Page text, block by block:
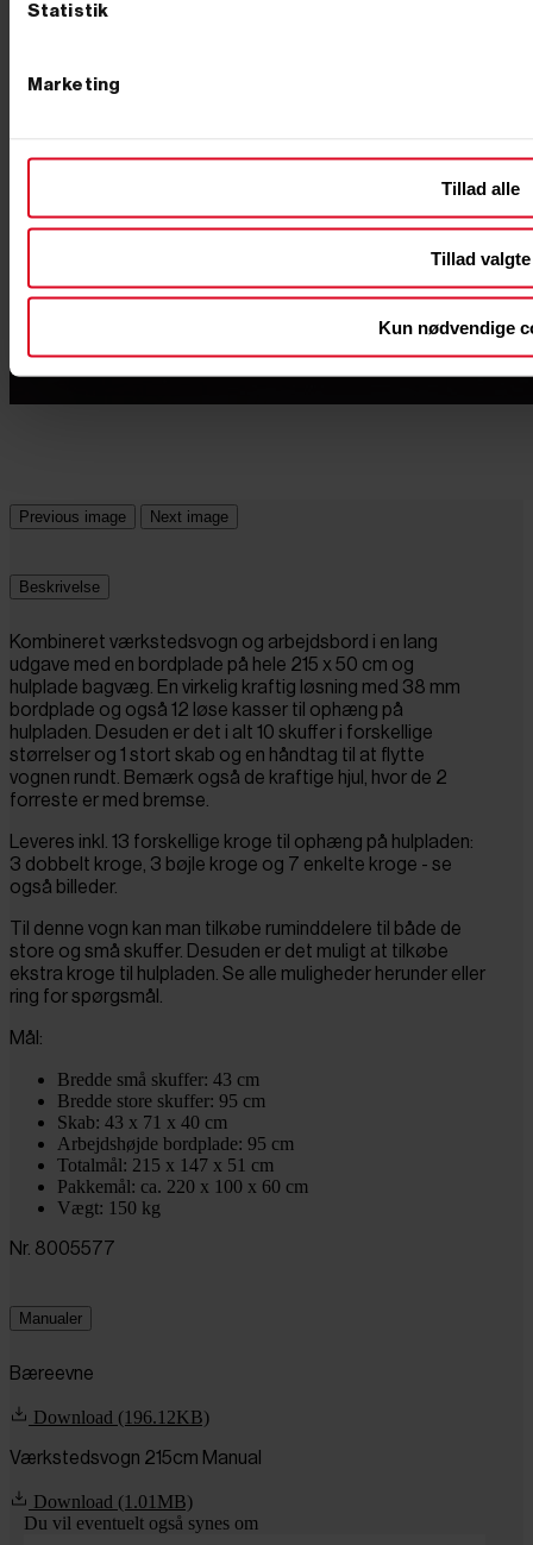
Statistik
Marketing
Tillad alle
Tillad valgte
Kun nødvendige
Previous image Next image
Beskrivelse
Kombineret værkstedsvogn og arbejdsbord i en lang
udgave med en bordplade på hele 215 x 50 cm og
hulplade bagvæg. En virkelig kraftig løsning med 38 mm
bordplade og også 12 løse kasser til ophæng på
hulpladen. Desuden er det i alt 10 skuffer i forskellige
størrelser og 1 stort skab og en håndtag til at flytte
vognen rundt. Bemærk også de kraftige hjul, hvor de 2
forreste er med bremse.
Leveres inkl. 13 forskellige kroge til ophæng på hulpladen:
3 dobbelt kroge, 3 bøjle kroge og 7 enkelte kroge - se
også billeder.
Til denne vogn kan man tilkøbe ruminddelere til både de
store og små skuffer. Desuden er det muligt at tilkøbe
ekstra kroge til hulpladen. Se alle muligheder herunder eller
ring for spørgsmål.
Mål:
Bredde små skuffer: 43 cm
Bredde store skuffer: 95 cm
Skab: 43 x 71 x 40 cm
Arbejdshøjde bordplade: 95 cm
Totalmål: 215 x 147 x 51 cm
Pakkemål: ca. 220 x 100 x 60 cm
Vægt: 150 kg
Nr. 8005577
Manualer
Bæreevne
Download (196.12KB)
Værkstedsvogn 215cm Manual
Download (1.01MB)
Du vil eventuelt også synes om